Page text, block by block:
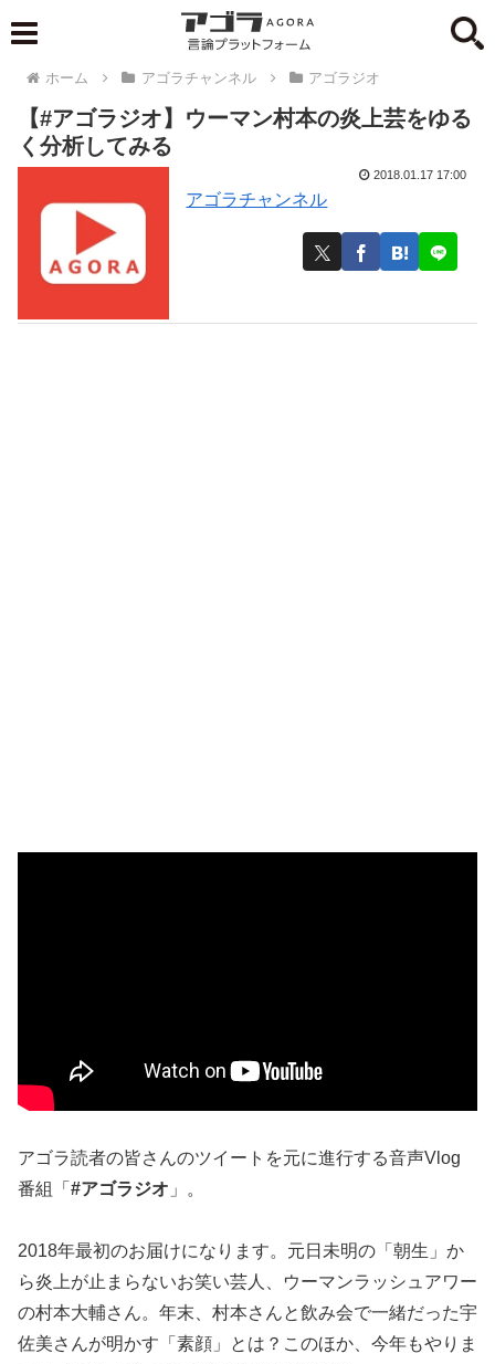
ホーム アゴラチャンネル アゴラジオ
【#アゴラジオ】ウーマン村本の炎上芸をゆる
く分析してみる
アゴラチャンネル
2018.01.17 17:00
アゴラ読者の皆さんのツイートを元に進行する音声Vlog
番組「 #アゴラジオ 」。
2018年最初のお届けになります。元日未明の「朝生」か
ら炎上が止まらないお笑い芸人、ウーマンラッシュアワー
の村本大輔さん。年末、村本さんと飲み会で一緒だった宇
佐美さんが明かす「素顔」とは？このほか、今年もやりま